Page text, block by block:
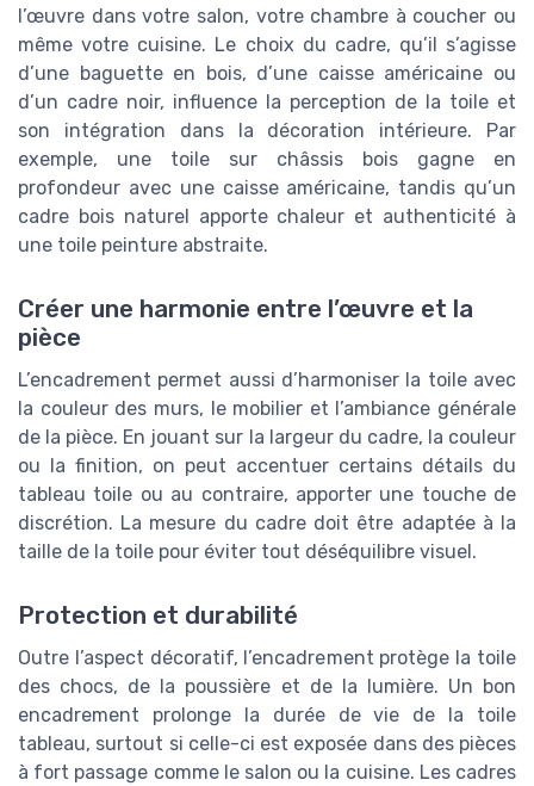
l’œuvre dans votre salon, votre chambre à coucher ou
même votre cuisine. Le choix du cadre, qu’il s’agisse
d’une baguette en bois, d’une caisse américaine ou
d’un cadre noir, influence la perception de la toile et
son intégration dans la décoration intérieure. Par
exemple, une toile sur châssis bois gagne en
profondeur avec une caisse américaine, tandis qu’un
cadre bois naturel apporte chaleur et authenticité à
une toile peinture abstraite.
Créer une harmonie entre l’œuvre et la
pièce
L’encadrement permet aussi d’harmoniser la toile avec
la couleur des murs, le mobilier et l’ambiance générale
de la pièce. En jouant sur la largeur du cadre, la couleur
ou la finition, on peut accentuer certains détails du
tableau toile ou au contraire, apporter une touche de
discrétion. La mesure du cadre doit être adaptée à la
taille de la toile pour éviter tout déséquilibre visuel.
Protection et durabilité
Outre l’aspect décoratif, l’encadrement protège la toile
des chocs, de la poussière et de la lumière. Un bon
encadrement prolonge la durée de vie de la toile
tableau, surtout si celle-ci est exposée dans des pièces
à fort passage comme le salon ou la cuisine. Les cadres